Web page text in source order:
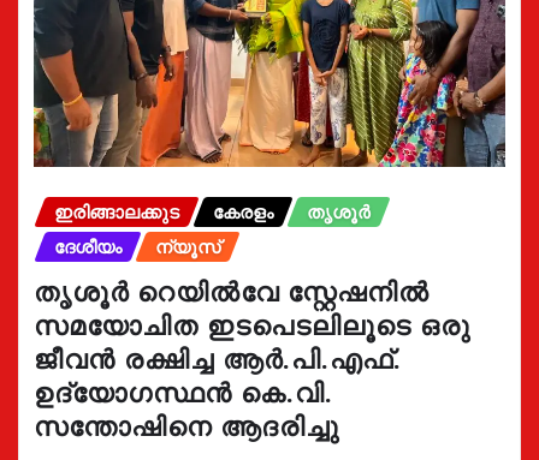
ഇരിങ്ങാലക്കുട കേരളം
തൃശൂർ
ദേശീയം
ന്യൂസ്
തൃശൂർ റെയിൽവേ സ്റ്റേഷനിൽ
സമയോചിത ഇടപെടലിലൂടെ ഒരു
ജീവൻ രക്ഷിച്ച ആർ.പി.എഫ്.
ഉദ്യോഗസ്ഥൻ കെ.വി.
സന്തോഷിനെ ആദരിച്ചു